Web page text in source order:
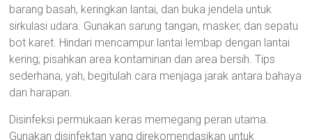
barang basah, keringkan lantai, dan buka jendela untuk
sirkulasi udara. Gunakan sarung tangan, masker, dan sepatu
bot karet. Hindari mencampur lantai lembap dengan lantai
kering; pisahkan area kontaminan dan area bersih. Tips
sederhana, yah, begitulah cara menjaga jarak antara bahaya
dan harapan.
Disinfeksi permukaan keras memegang peran utama.
Gunakan disinfektan yang direkomendasikan untuk